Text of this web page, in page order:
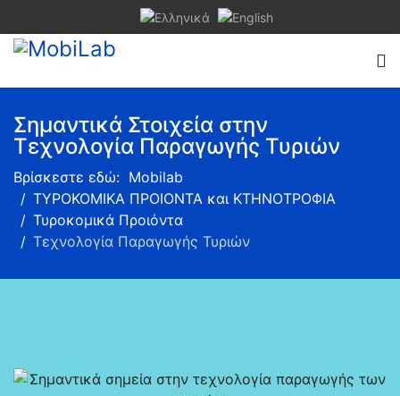
Σημαντικά Στοιχεία στην
Τεχνολογία Παραγωγής Τυριών
Βρίσκεστε εδώ: Mobilab
ΤΥΡΟΚΟΜΙΚΑ ΠΡΟΙΟΝΤΑ και ΚΤΗΝΟΤΡΟΦΙΑ
Τυροκομικά Προιόντα
Τεχνολογία Παραγωγής Τυριών